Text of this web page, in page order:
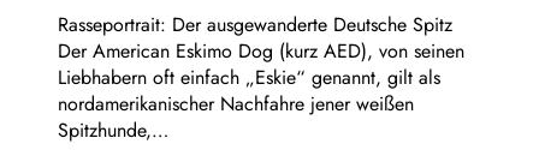
Rasseportrait: Der ausgewanderte Deutsche Spitz
Der American Eskimo Dog (kurz AED), von seinen
Liebhabern oft einfach „Eskie“ genannt, gilt als
nordamerikanischer Nachfahre jener weißen
Spitzhunde,…